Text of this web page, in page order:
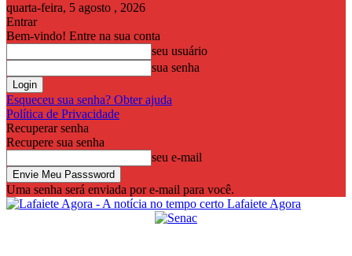
quarta-feira, 5 agosto , 2026
Entrar
Bem-vindo! Entre na sua conta
seu usuário
sua senha
Esqueceu sua senha? Obter ajuda
Política de Privacidade
Recuperar senha
Recupere sua senha
seu e-mail
Uma senha será enviada por e-mail para você.
Lafaiete Agora